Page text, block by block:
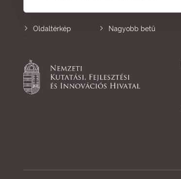
Oldaltérkép Nagyobb betű